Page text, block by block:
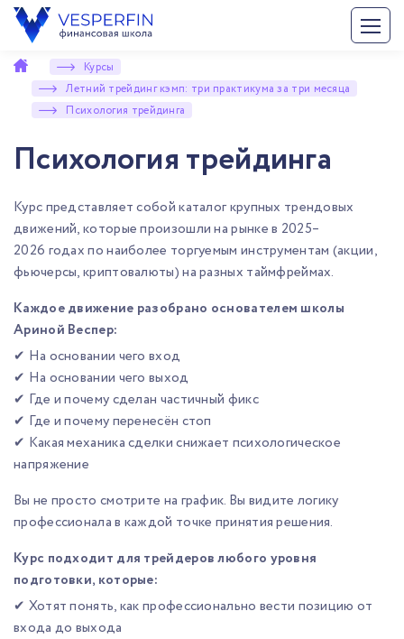
Курсы
Летний трейдинг кэмп: три практикума за три месяца
Психология трейдинга
Психология трейдинга
Курс представляет собой каталог крупных трендовых
движений, которые произошли на рынке в 2025–
2026 годах по наиболее торгуемым инструментам (акции,
фьючерсы, криптовалюты) на разных таймфреймах.
Каждое движение разобрано основателем школы
Ариной Веспер:
✔ На основании чего вход
✔ На основании чего выход
✔ Где и почему сделан частичный фикс
✔ Где и почему перенесён стоп
✔ Какая механика сделки снижает психологическое
напряжение
Вы не просто смотрите на график. Вы видите логику
профессионала в каждой точке принятия решения.
Курс подходит для трейдеров любого уровня
подготовки, которые:
✔ Хотят понять, как профессионально вести позицию от
входа до выхода